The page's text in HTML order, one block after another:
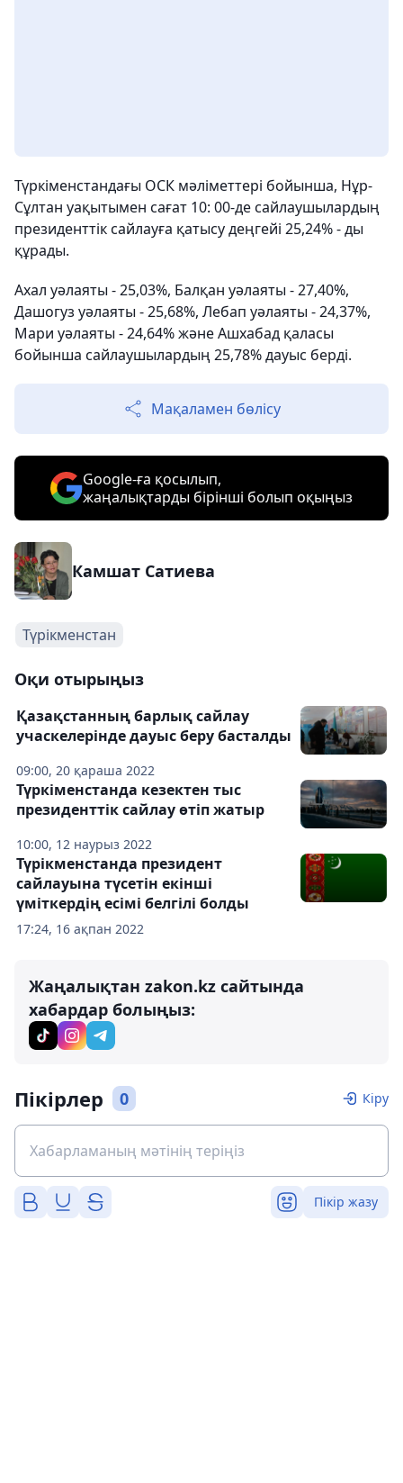
Түркіменстандағы ОСК мәліметтері бойынша, Нұр-
Сұлтан уақытымен сағат 10: 00-де сайлаушылардың
президенттік сайлауға қатысу деңгейі 25,24% - ды
құрады.
Ахал уәлаяты - 25,03%, Балқан уәлаяты - 27,40%,
Дашогуз уәлаяты - 25,68%, Лебап уәлаяты - 24,37%,
Мари уәлаяты - 24,64% және Ашхабад қаласы
бойынша сайлаушылардың 25,78% дауыс берді.
Мақаламен бөлісу
Google-ға қосылып,
жаңалықтарды бірінші болып оқыңыз
Камшат Сатиева
Түрікменстан
Оқи отырыңыз
09:00, 20 қараша 2022
Қазақстанның барлық сайлау
учаскелерінде дауыс беру басталды
10:00, 12 наурыз 2022
Түркіменстанда кезектен тыс
президенттік сайлау өтіп жатыр
17:24, 16 ақпан 2022
Түрікменстанда президент
сайлауына түсетін екінші
үміткердің есімі белгілі болды
Жаңалықтан zakon.kz сайтында
хабардар болыңыз:
Пікірлер 0 Кіру
Пікір жазу